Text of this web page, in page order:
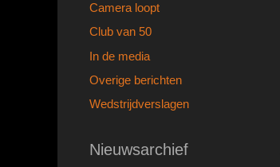
Camera loopt
Club van 50
In de media
Overige berichten
Wedstrijdverslagen
Nieuwsarchief